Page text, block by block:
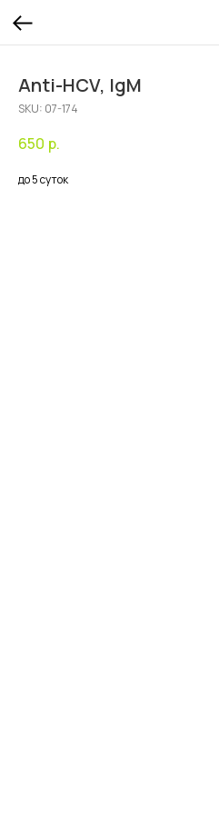
Anti-HCV, IgM
SKU: 07-174
650 р.
до 5 суток